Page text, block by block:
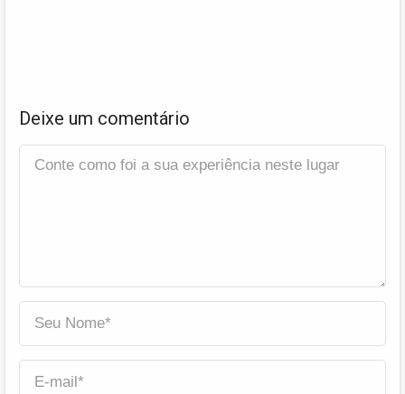
Deixe um comentário